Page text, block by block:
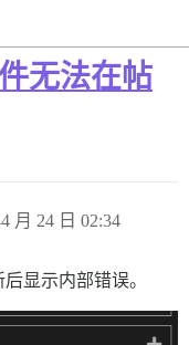
无法在帖
月 24 日 02:34
显示内部错误。